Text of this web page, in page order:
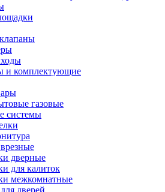
и комплектующие
газовые
системы
дверные
для калиток
межкомнатные
дверей